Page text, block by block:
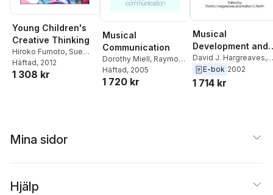
Young Children's
Creative Thinking
Hiroko Fumoto, Sue
Robson ,Sue
Greenfield
Häftad, 2012
1 308 kr
Musical
Communication
Dorothy Miell, Raymond
MacDonald,David J.
Hargreaves
Häftad, 2005
1 720 kr
Musical
Development and
Learning
David J. Hargreaves,
Adrian North
E-bok 2002
1 714 kr
Mina sidor
Hjälp